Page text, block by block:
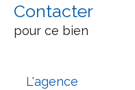
Contacter
pour ce bien
L'agence